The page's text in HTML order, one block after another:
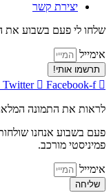
יצירת קשר
שלחו לי פעם בשבוע את
אימייל
תרשמו אותי!
Twitter Facebook-f
לראות את התמונה
פעם בשבוע אנחנו
פמיניסטי מורכב.
אימייל
שליחה